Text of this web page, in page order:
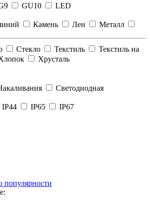
GU10
LED
Камень Лен
Металл
Стекло Текстиль
Текстиль на
Хрусталь
Светодиодная
IP44 IP65 IP67
популярности